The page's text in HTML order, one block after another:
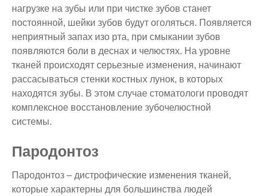
нагрузке на зубы или при чистке зубов станет
постоянной, шейки зубов будут оголяться. Появляется
неприятный запах изо рта, при смыкании зубов
появляются боли в деснах и челюстях. На уровне
тканей происходят серьезные изменения, начинают
рассасываться стенки костных лунок, в которых
находятся зубы. В этом случае стоматологи проводят
комплексное восстановление зубочелюстной
системы.
Пародонтоз
Пародонтоз – дистрофические изменения тканей,
которые характерны для большинства людей